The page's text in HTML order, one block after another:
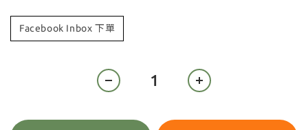
Facebook Inbox 下單